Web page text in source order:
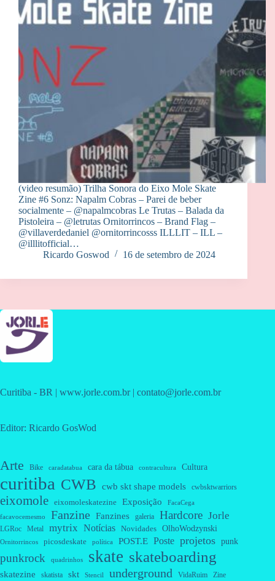
(video resumão) Trilha Sonora do Eixo Mole Skate
Zine #6 Sonz: Napalm Cobras – Parei de beber
socialmente – @‌napalmcobras Le Trutas – Balada da
Pistoleira – @‌letrutas Ornitorrincos – Brand Flag –
@‌villaverdedaniel @ornitorrincosss ILLLIT – ILL –
@‌illlitofficial…
Ricardo Goswod
16 de setembro de 2024
Curitiba - BR | www.jorle.com.br | contato@jorle.com.br
Editor: Ricardo GosWod
Arte Bike caradatabua cara da tábua contracultura Cultura
curitiba CWB cwb skt shape models cwbsktwarriors
eixomole eixomoleskatezine Exposição FacaCega
facavocemesmo Fanzine Fanzines galeria Hardcore Jorle
LGRoc Metal mytrix Notícias Novidades OlhoWodzynski
Ornitorrincos picosdeskate política POST.E Poste projetos punk
punkrock quadrinhos skate skateboarding
skatezine skatista skt Stencil underground VidaRuim Zine